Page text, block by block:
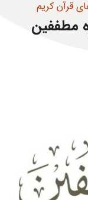
قرآن کریم
مطففین